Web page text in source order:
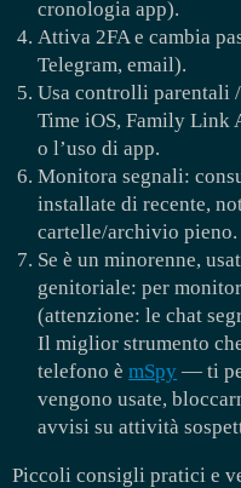
cronologia app).
Attiva 2FA e cambia
Telegram, email).
Usa controlli parentali
Time iOS, Family Link
o l’uso di app.
Monitora segnali:
installate di recente,
cartelle/archivio pieno.
Se è un minorenne,
genitoriale: per
(attenzione: le chat
Il miglior strumento
telefono èmSpy — ti
vengono usate,
avvisi su attività
Piccoli consigli pratici e